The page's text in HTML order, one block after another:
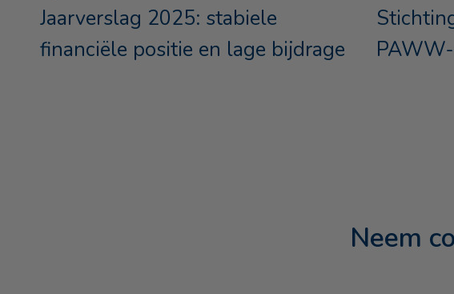
Jaarverslag 2025: stabiele
financiële positie en lage bijdrage
Neem